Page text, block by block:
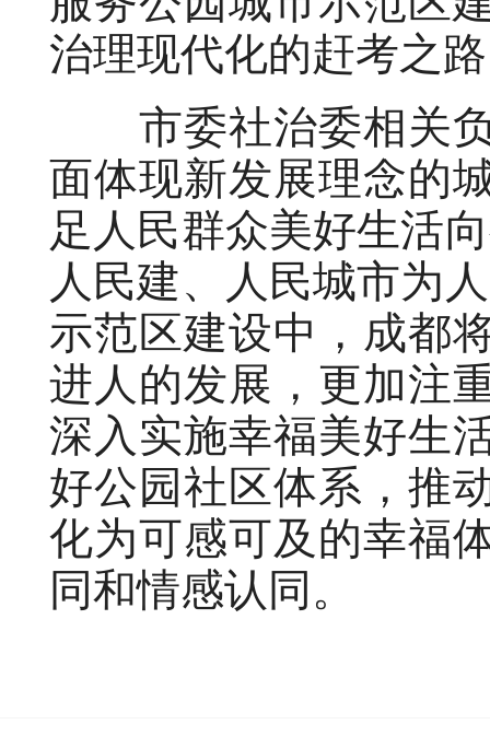
治理现代化的赶考之
市委社治委相关负
面体现新发展理念的
足人民群众美好生活
人民建、人民城市为
示范区建设中，成都
进人的发展，更加注
深入实施幸福美好生
好公园社区体系，推
化为可感可及的幸福
同和情感认同。